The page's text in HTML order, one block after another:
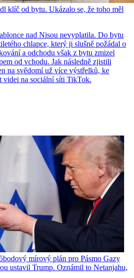
klíč od bytu. Ukázalo se, že toho měl
nad Nisou nevyplatila. Do bytu
chlapce, který ji slušně požádal o
a odchodu však z bytu zmizel
od vchodu. Jak následně zjistili
na svědomí už více výstřelků, ke
videi na sociální síti TikTok.
mírový plán pro Pásmo Gazy
ustavil Trump. Oznámil to Netanjahu,